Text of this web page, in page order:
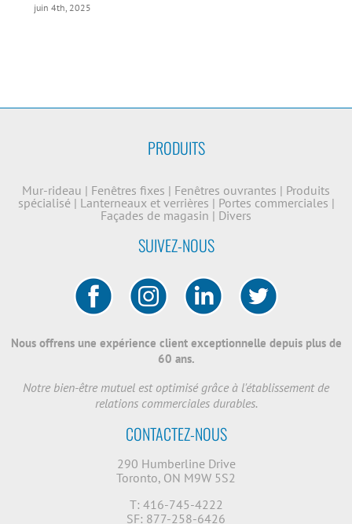
juin 4th, 2025
PRODUITS
Mur-rideau | Fenêtres fixes | Fenêtres ouvrantes | Produits
spécialisé | Lanterneaux et verrières | Portes commerciales |
Façades de magasin | Divers
SUIVEZ-NOUS
Nous offrens une expérience client exceptionnelle depuis plus de
60 ans.
Notre bien-être mutuel est optimisé grâce à l'établissement de
relations commerciales durables.
CONTACTEZ-NOUS
290 Humberline Drive
Toronto, ON M9W 5S2
T: 416-745-4222
SF: 877-258-6426